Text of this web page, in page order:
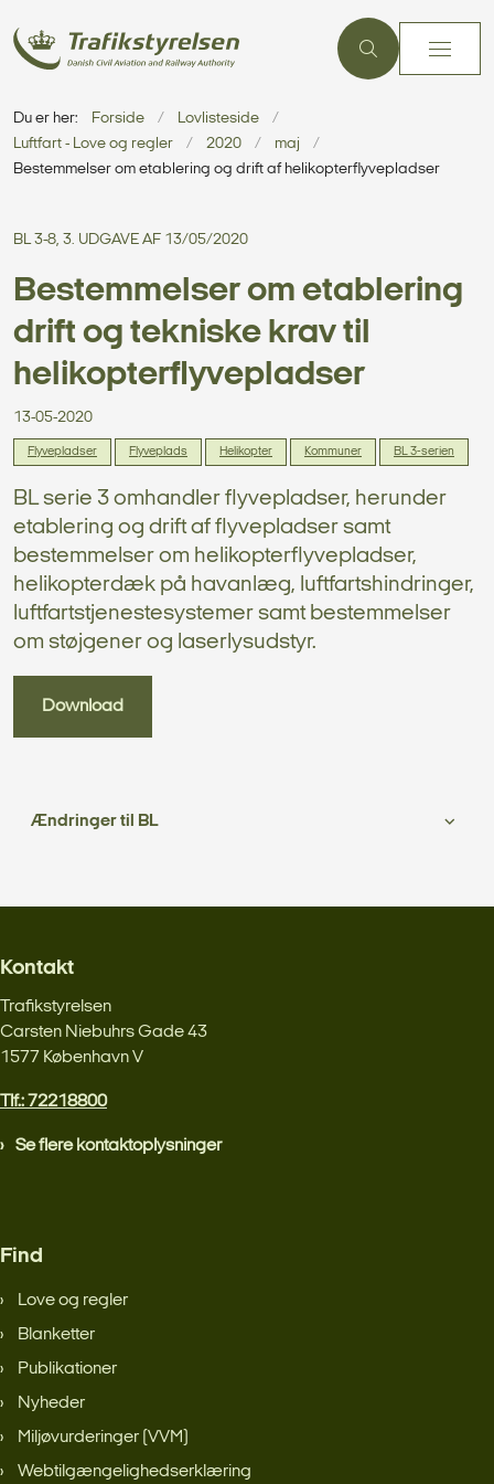
Du er her: Forside
Lovlisteside
Luftfart - Love og regler
2020
maj
Bestemmelser om etablering og drift af helikopterflyvepladser
BL 3-8, 3. UDGAVE AF 13/05/2020
Bestemmelser om etablering
drift og tekniske krav til
helikopterflyvepladser
13-05-2020
Flyvepladser Flyveplads Helikopter Kommuner BL 3-serien
BL serie 3 omhandler flyvepladser, herunder
etablering og drift af flyvepladser samt
bestemmelser om helikopterflyvepladser,
helikopterdæk på havanlæg, luftfartshindringer,
luftfartstjenestesystemer samt bestemmelser
om støjgener og laserlysudstyr.
Download
Ændringer til BL
Kontakt
Trafikstyrelsen
Carsten Niebuhrs Gade 43
1577 København V
Tlf.: 72218800
Se flere kontaktoplysninger
Find
Love og regler
Blanketter
Publikationer
Nyheder
Miljøvurderinger (VVM)
Webtilgængelighedserklæring